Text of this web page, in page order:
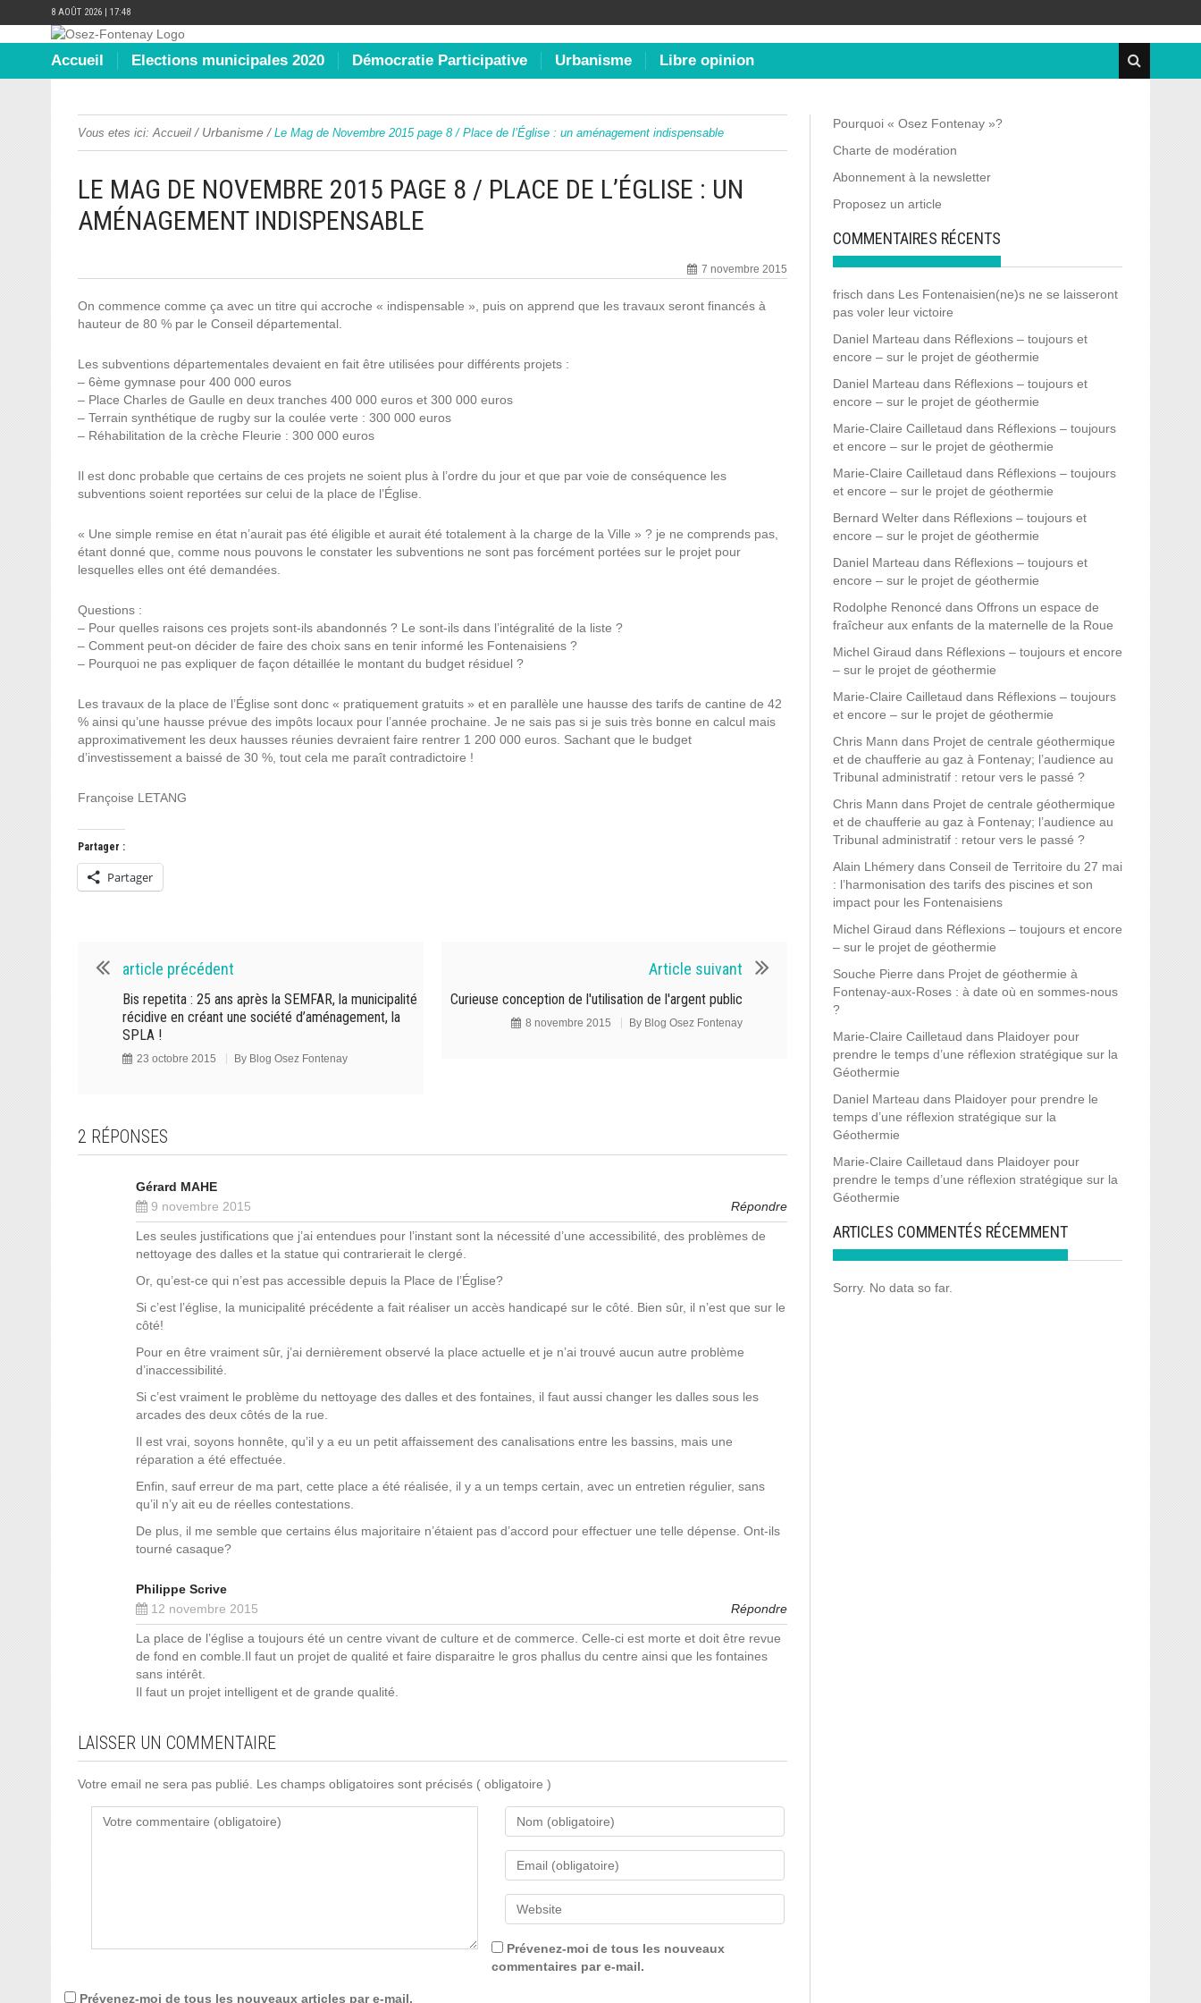
8 AOÛT 2026 | 17:48
Accueil Elections municipales 2020 Démocratie Participative Urbanisme Libre opinion
Vous etes ici: Accueil / Urbanisme / Le Mag de Novembre 2015 page 8 / Place de l’Église : un aménagement indispensable
LE MAG DE NOVEMBRE 2015 PAGE 8 / PLACE DE L’ÉGLISE : UN
AMÉNAGEMENT INDISPENSABLE
7 novembre 2015
On commence comme ça avec un titre qui accroche « indispensable », puis on apprend que les travaux seront financés à
hauteur de 80 % par le Conseil départemental.
Les subventions départementales devaient en fait être utilisées pour différents projets :
– 6ème gymnase pour 400 000 euros
– Place Charles de Gaulle en deux tranches 400 000 euros et 300 000 euros
– Terrain synthétique de rugby sur la coulée verte : 300 000 euros
– Réhabilitation de la crèche Fleurie : 300 000 euros
Il est donc probable que certains de ces projets ne soient plus à l’ordre du jour et que par voie de conséquence les
subventions soient reportées sur celui de la place de l’Église.
« Une simple remise en état n’aurait pas été éligible et aurait été totalement à la charge de la Ville » ? je ne comprends pas,
étant donné que, comme nous pouvons le constater les subventions ne sont pas forcément portées sur le projet pour
lesquelles elles ont été demandées.
Questions :
– Pour quelles raisons ces projets sont-ils abandonnés ? Le sont-ils dans l’intégralité de la liste ?
– Comment peut-on décider de faire des choix sans en tenir informé les Fontenaisiens ?
– Pourquoi ne pas expliquer de façon détaillée le montant du budget résiduel ?
Les travaux de la place de l’Église sont donc « pratiquement gratuits » et en parallèle une hausse des tarifs de cantine de 42
% ainsi qu’une hausse prévue des impôts locaux pour l’année prochaine. Je ne sais pas si je suis très bonne en calcul mais
approximativement les deux hausses réunies devraient faire rentrer 1 200 000 euros. Sachant que le budget
d’investissement a baissé de 30 %, tout cela me paraît contradictoire !
Françoise LETANG
Partager :
Partager
article précédent
Bis repetita : 25 ans après la SEMFAR, la municipalité
récidive en créant une société d’aménagement, la
SPLA !
23 octobre 2015 By Blog Osez Fontenay
Article suivant
Curieuse conception de l'utilisation de l'argent public
8 novembre 2015 By Blog Osez Fontenay
2 RÉPONSES
Gérard MAHE
9 novembre 2015
Répondre
Les seules justifications que j’ai entendues pour l’instant sont la nécessité d’une accessibilité, des problèmes de
nettoyage des dalles et la statue qui contrarierait le clergé.
Or, qu’est-ce qui n’est pas accessible depuis la Place de l’Église?
Si c’est l’église, la municipalité précédente a fait réaliser un accès handicapé sur le côté. Bien sûr, il n’est que sur le
côté!
Pour en être vraiment sûr, j’ai dernièrement observé la place actuelle et je n’ai trouvé aucun autre problème
d’inaccessibilité.
Si c’est vraiment le problème du nettoyage des dalles et des fontaines, il faut aussi changer les dalles sous les
arcades des deux côtés de la rue.
Il est vrai, soyons honnête, qu’il y a eu un petit affaissement des canalisations entre les bassins, mais une
réparation a été effectuée.
Enfin, sauf erreur de ma part, cette place a été réalisée, il y a un temps certain, avec un entretien régulier, sans
qu’il n’y ait eu de réelles contestations.
De plus, il me semble que certains élus majoritaire n’étaient pas d’accord pour effectuer une telle dépense. Ont-ils
tourné casaque?
Philippe Scrive
12 novembre 2015
Répondre
La place de l’église a toujours été un centre vivant de culture et de commerce. Celle-ci est morte et doit être revue
de fond en comble.Il faut un projet de qualité et faire disparaitre le gros phallus du centre ainsi que les fontaines
sans intérêt.
Il faut un projet intelligent et de grande qualité.
LAISSER UN COMMENTAIRE
Votre email ne sera pas publié. Les champs obligatoires sont précisés ( obligatoire )
Prévenez-moi de tous les nouveaux
commentaires par e-mail.
Prévenez-moi de tous les nouveaux articles par e-mail.
Pourquoi « Osez Fontenay »?
Charte de modération
Abonnement à la newsletter
Proposez un article
COMMENTAIRES RÉCENTS
frisch dans Les Fontenaisien(ne)s ne se laisseront
pas voler leur victoire
Daniel Marteau dans Réflexions – toujours et
encore – sur le projet de géothermie
Daniel Marteau dans Réflexions – toujours et
encore – sur le projet de géothermie
Marie-Claire Cailletaud dans Réflexions – toujours
et encore – sur le projet de géothermie
Marie-Claire Cailletaud dans Réflexions – toujours
et encore – sur le projet de géothermie
Bernard Welter dans Réflexions – toujours et
encore – sur le projet de géothermie
Daniel Marteau dans Réflexions – toujours et
encore – sur le projet de géothermie
Rodolphe Renoncé dans Offrons un espace de
fraîcheur aux enfants de la maternelle de la Roue
Michel Giraud dans Réflexions – toujours et encore
– sur le projet de géothermie
Marie-Claire Cailletaud dans Réflexions – toujours
et encore – sur le projet de géothermie
Chris Mann dans Projet de centrale géothermique
et de chaufferie au gaz à Fontenay; l’audience au
Tribunal administratif : retour vers le passé ?
Chris Mann dans Projet de centrale géothermique
et de chaufferie au gaz à Fontenay; l’audience au
Tribunal administratif : retour vers le passé ?
Alain Lhémery dans Conseil de Territoire du 27 mai
: l’harmonisation des tarifs des piscines et son
impact pour les Fontenaisiens
Michel Giraud dans Réflexions – toujours et encore
– sur le projet de géothermie
Souche Pierre dans Projet de géothermie à
Fontenay-aux-Roses : à date où en sommes-nous
?
Marie-Claire Cailletaud dans Plaidoyer pour
prendre le temps d’une réflexion stratégique sur la
Géothermie
Daniel Marteau dans Plaidoyer pour prendre le
temps d’une réflexion stratégique sur la
Géothermie
Marie-Claire Cailletaud dans Plaidoyer pour
prendre le temps d’une réflexion stratégique sur la
Géothermie
ARTICLES COMMENTÉS RÉCEMMENT
Sorry. No data so far.